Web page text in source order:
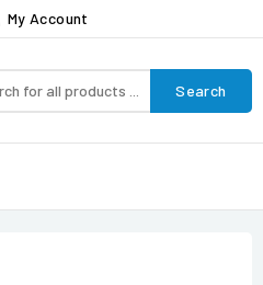
My Account
Search